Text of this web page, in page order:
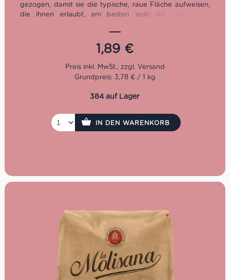
gezogen, damit sie die typische, raue Fläche aufweisen,
die ihnen erlaubt, am besten jede Art von Sauce
ausgelegt, maximales Wohlbefinden zu bieten, ohne den
Nudelgenuss zu vernachlässigen: duftig nach Weizen,
sanft bernsteinfarben, rau am Gaumen, ausdauernd und
vor allem schmackhaft.
La Molisana gehört seit der Gründung 1908 zu den
wichtigsten Pastaherstellern Italiens. Heute wird das
traditionsreiche Unternehmen bereits in vierter
Generation von der Familie Ferro geführt. Sie
verarbeiten Hartweizengrieß von höchster Qualität. Die
bei der Verarbeitung des Getreides verwendet wird, und
italienischem Weizen, hartnäckig und vor allem
schmackhaft, ohne holzigen und bitteren
Nachgeschmack.
Kochzeit: 10 Minuten
Packung: 500 g
1,89 €
Grundpreis: 3,78 € / 1 kg
384 auf Lager
IN DEN WARENKORB